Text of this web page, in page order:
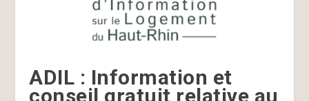
ADIL : Information et
conseil gratuit relative au